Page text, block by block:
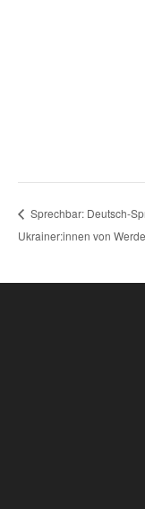
Sprechbar: Deutsch-
Ukrainer:innen von